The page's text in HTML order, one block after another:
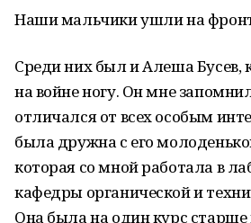
Наши мальчики ушли на
Среди них был и Алеша Бусев,
на войне ногу. Он мне
отличался от всех особым
была дружна с его
которая со мной работала в
кафедры органической и
Она была на один курс старше